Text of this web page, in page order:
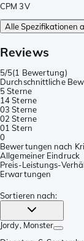
CPM 3V
Alle Spezifikationen
Reviews
5/5(1 Bewertung)
Durchschnittliche
5 Sterne
14 Sterne
03 Sterne
02 Sterne
01 Stern
0
Bewertungen nach
Allgemeiner Eindruck
Preis-Leistungs-
Erwartungen
Sortieren nach:
Jordy, Monster